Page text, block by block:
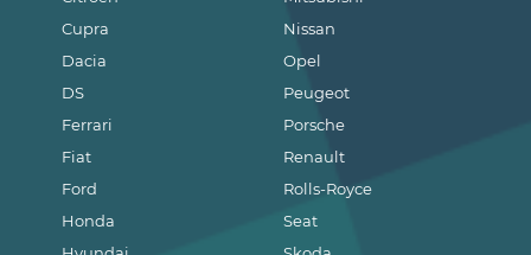
Cupra
Dacia
DS
Ferrari
Fiat
Ford
Honda
Nissan
Opel
Peugeot
Porsche
Renault
Rolls-Royce
Seat